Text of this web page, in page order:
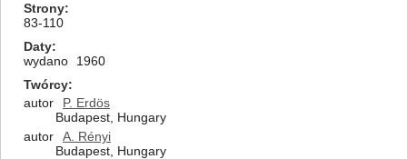
Strony
83-110
Daty
wydano
1960
Twórcy
autor
P. Erdös
Budapest, Hungary
autor
A. Rényi
Budapest, Hungary